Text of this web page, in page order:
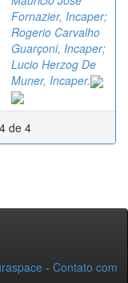
Fornazier, Incaper;
Rogerio Carvalho
Guarçoni, Incaper;
Lucio Herzog De
Muner, Incaper.
de 4
- Contato com